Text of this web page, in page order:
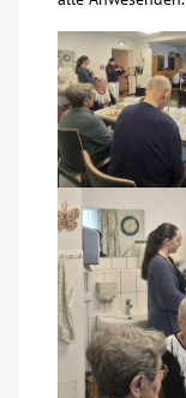
Spenden
Mitmachen
Karriere
Ausbildung
Glossar
Suche